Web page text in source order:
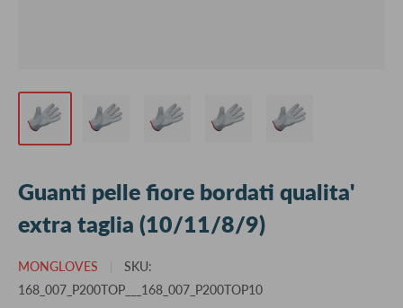
Guanti pelle fiore bordati qualita'
extra taglia (10/11/8/9)
MONGLOVES
SKU:
168_007_P200TOP___168_007_P200TOP10